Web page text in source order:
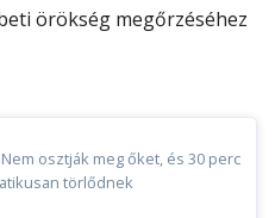
örökség megőrzéséhez
osztják meg őket, és 30 perc
törlődnek